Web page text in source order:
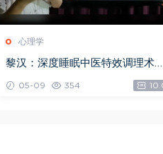
心理学
黎汉：深度睡眠中医特效调理术
法视频课 2.53 GB，网盘下载
G)
05-09 354